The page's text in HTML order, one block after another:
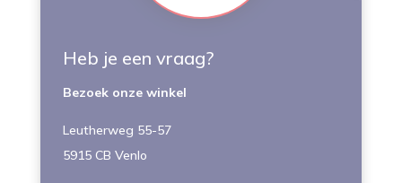
Heb je een vraag?
Bezoek onze winkel
Leutherweg 55-57
5915 CB Venlo